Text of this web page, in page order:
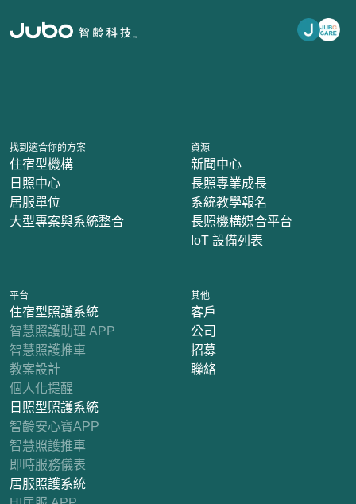
找到適合你的方案
住宿型機構
日照中心
居服單位
大型專案與系統整合
平台
住宿型照護系統
智慧照護助理 APP
智慧照護推車
教案設計
個人化提醒
日照型照護系統
智齡安心寶APP
智慧照護推車
即時服務儀表
居服照護系統
資源
新聞中心
長照專業成長
系統教學報名
長照機構媒合平台
IoT 設備列表
其他
客戶
公司
招募
聯絡